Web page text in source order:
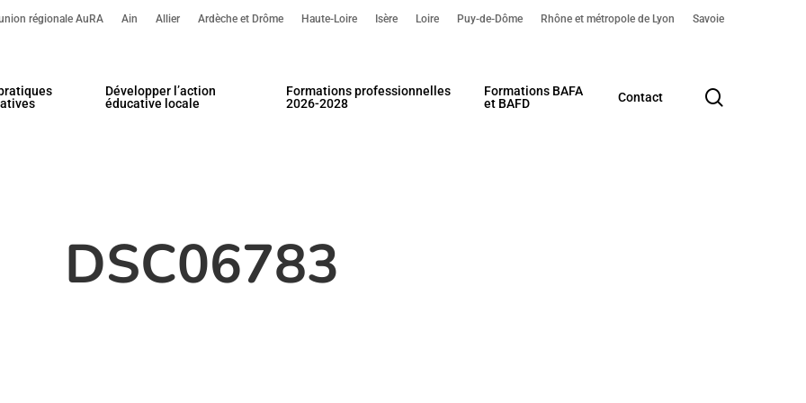
régionale AuRA Ain Allier Ardèche et Drôme Haute-Loire Isère Loire Puy-de-Dôme Rhône et métropole de Lyon Savoie
Développer l’action
éducative locale
Formations professionnelles
2026-2028
Formations BAFA
et BAFD
Contact
DSC06783